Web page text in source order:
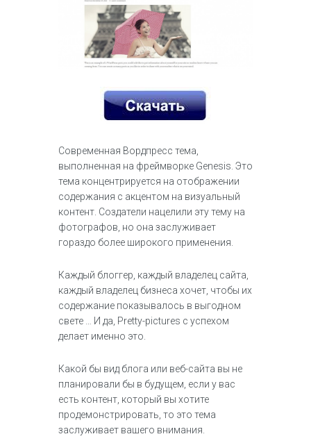
Современная Вордпресс тема,
выполненная на фреймворке Genesis. Это
тема концентрируется на отображении
содержания с акцентом на визуальный
контент. Создатели нацелили эту тему на
фотографов, но она заслуживает
гораздо более широкого применения.
Каждый блоггер, каждый владелец сайта,
каждый владелец бизнеса хочет, чтобы их
содержание показывалось в выгодном
свете … И да, Pretty-pictures с успехом
делает именно это.
Какой бы вид блога или веб-сайта вы не
планировали бы в будущем, если у вас
есть контент, который вы хотите
продемонстрировать, то это тема
заслуживает вашего внимания.